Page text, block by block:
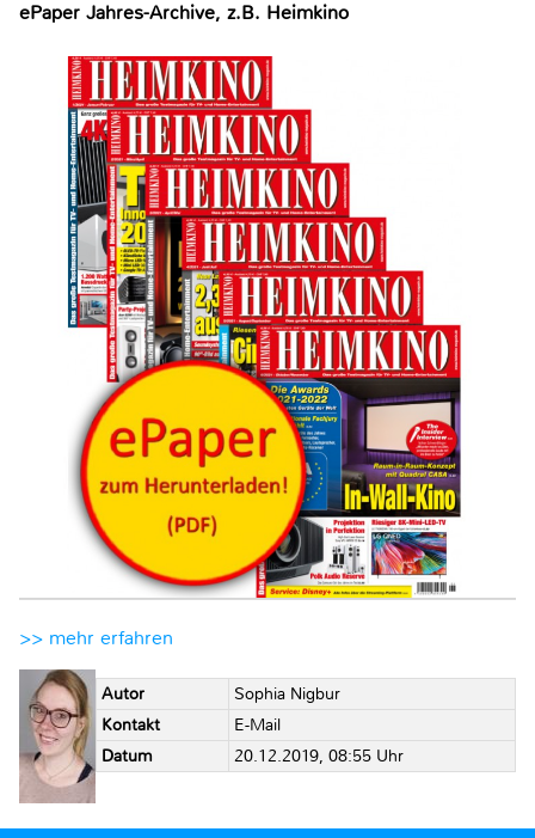
ePaper Jahres-Archive, z.B. Heimkino
>> mehr erfahren
Autor
Sophia Nigbur
Kontakt
E-Mail
Datum
20.12.2019, 08:55 Uhr